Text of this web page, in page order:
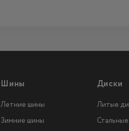
Шины
Летние шины
Зимние шины
Диски
Литые